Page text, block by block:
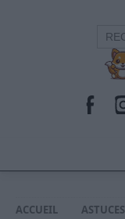
ACCUEIL ASTUCES